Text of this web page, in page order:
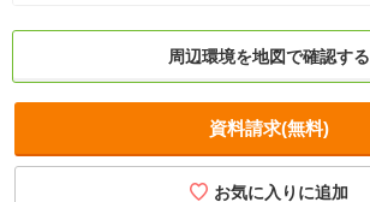
周辺環境を地図で確認する
資料請求(無料)